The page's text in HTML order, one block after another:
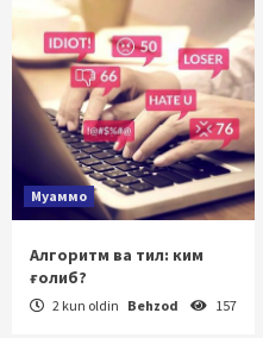
Муаммо
Алгоритм ва тил: ким
ғолиб?
2 kun oldin Behzod 157